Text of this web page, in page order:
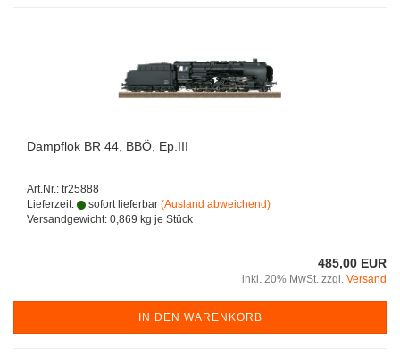
Dampflok BR 44, BBÖ, Ep.III
Art.Nr.: tr25888
Lieferzeit:
sofort lieferbar (Ausland abweichend)
Versandgewicht: 0,869 kg je Stück
485,00 EUR
inkl. 20% MwSt. zzgl. Versand
IN DEN WARENKORB